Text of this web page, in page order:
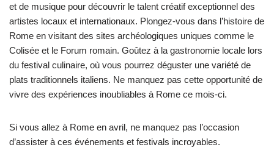
et de musique pour découvrir le talent créatif exceptionnel des
artistes locaux et internationaux. Plongez-vous dans l’histoire de
Rome en visitant des sites archéologiques uniques comme le
Colisée et le Forum romain. Goûtez à la gastronomie locale lors
du festival culinaire, où vous pourrez déguster une variété de
plats traditionnels italiens. Ne manquez pas cette opportunité de
vivre des expériences inoubliables à Rome ce mois-ci.
Si vous allez à Rome en avril, ne manquez pas l’occasion
d’assister à ces événements et festivals incroyables.